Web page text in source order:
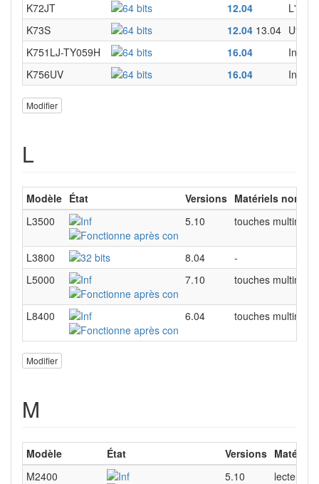
K72JT
12.04
K73S
12.04 13.04
K751LJ-TY059H
16.04
Install
K756UV
16.04 Install
Modifier
L
Modèle État Versions Matériels non
L3500
5.10 touches
L3800 8.04
-
L5000
7.10 touches
L8400 6.04 touches
Modifier
M
Modèle État Versions
M2400
5.10 lecteur